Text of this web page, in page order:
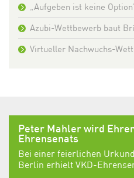
„Aufgeben ist keine
Azubi-Wettbewerb baut
Virtueller Nachwuchs-
Peter Mahler wird
Ehrensenats
Bei einer feierlichen
Berlin erhielt VKD-